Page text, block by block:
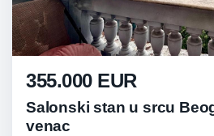
355.000 EUR
Salonski stan u srcu
venac